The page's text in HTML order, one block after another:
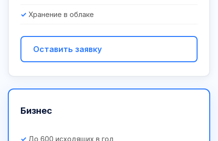
Хранение в облаке
Оставить заявку
Бизнес
До 600 исходящих в год